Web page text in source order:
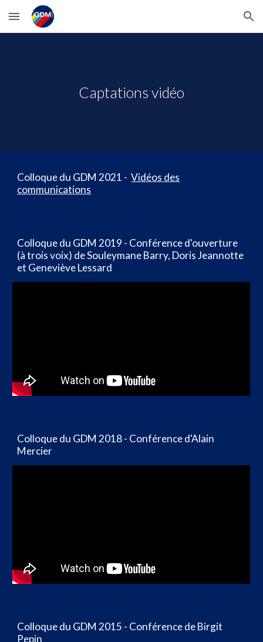
Skip to main content Skip to navigation
Captations vidéo
Colloque du GDM 2021 -Vidéos des
communications
Colloque du GDM 2019 - Conférence d'ouverture
(à trois voix) de Souleymane Barry, Doris Jeannotte
et Geneviève Lessard
Colloque du GDM 2018 - Conférence d'Alain
Mercier
Colloque du GDM 2015 ‎- Conférence de Birgit
Pepin